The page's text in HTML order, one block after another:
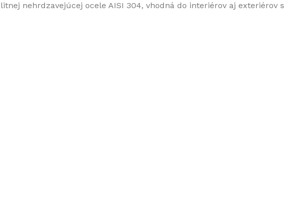
nehrdzavejúcej ocele AISI 304, vhodná do interiérov aj exteriérov s